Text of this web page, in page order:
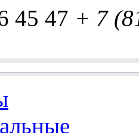
45 47 + 7